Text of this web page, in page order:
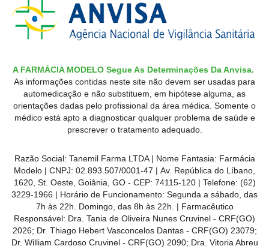
A FARMÁCIA MODELO Segue As Determinações Da Anvisa.
As informações contidas neste site não devem ser usadas para
automedicação e não substituem, em hipótese alguma, as
orientações dadas pelo profissional da área médica. Somente o
médico está apto a diagnosticar qualquer problema de saúde e
prescrever o tratamento adequado.
Razão Social: Tanemil Farma LTDA | Nome Fantasia: Farmácia
Modelo | CNPJ: 02.893.507/0001-47 | Av. República do Líbano,
1620, St. Oeste, Goiânia, GO - CEP: 74115-120 | Telefone: (62)
3229-1966 | Horário de Funcionamento: Segunda a sábado, das
7h às 22h. Domingo, das 8h às 22h. | Farmacêutico
Responsável: Dra. Tania de Oliveira Nunes Cruvinel - CRF(GO)
2026; Dr. Thiago Hebert Vasconcelos Dantas - CRF(GO) 23079;
Dr. William Cardoso Cruvinel - CRF(GO) 2090; Dra. Vitoria Abreu